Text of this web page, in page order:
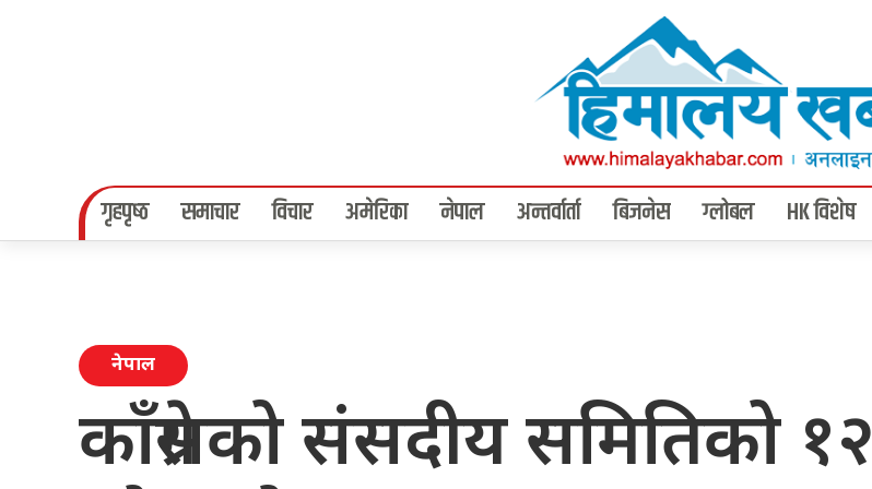
गृहपृष्‍ठ समाचार विचार अमेरिका नेपाल अन्तर्वार्ता बिजनेस ग्लोबल HK विशेष
नेपाल
काँग्रेसको संसदीय समितिको १२